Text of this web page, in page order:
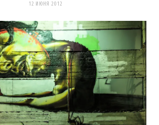
12 ИЮНЯ 2012